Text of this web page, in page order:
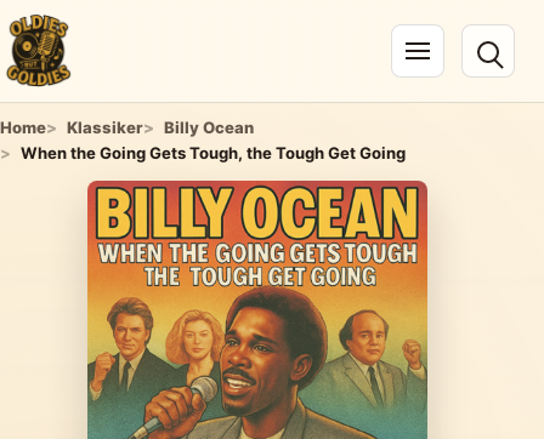
Navigation öffnen
Home Klassiker
Billy Ocean
When the Going Gets Tough, the Tough Get Going